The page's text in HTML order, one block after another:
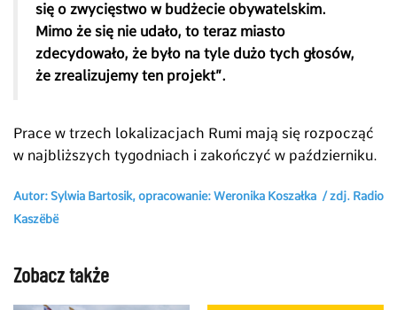
się o zwycięstwo w budżecie obywatelskim.
Mimo że się nie udało, to teraz miasto
zdecydowało, że było na tyle dużo tych głosów,
że zrealizujemy ten projekt”.
Prace w trzech lokalizacjach Rumi mają się rozpocząć
w najbliższych tygodniach i zakończyć w październiku.
Autor: Sylwia Bartosik, opracowanie: Weronika Koszałka / zdj. Radio
Kaszëbë
Zobacz także